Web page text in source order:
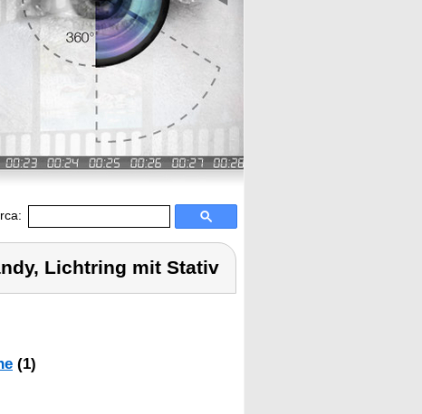
Lichtring mit Stativ
(1)